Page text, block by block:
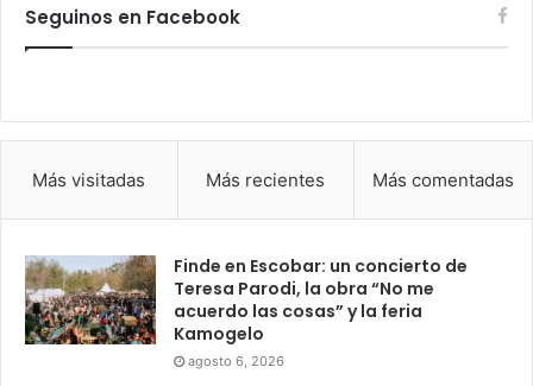
Seguinos en Facebook
Más visitadas Más recientes Más comentadas
Finde en Escobar: un concierto de
Teresa Parodi, la obra “No me
acuerdo las cosas” y la feria
Kamogelo
agosto 6, 2026